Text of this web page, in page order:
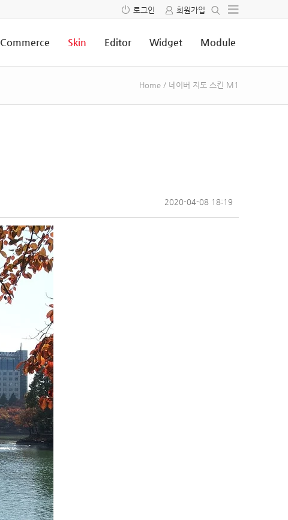
로그인 회원가입
Commerce Skin Editor Widget Module
Home / 네이버 지도 스킨 M1
2020-04-08 18:19